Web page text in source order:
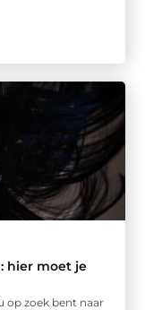
hier moet je
op zoek bent naar